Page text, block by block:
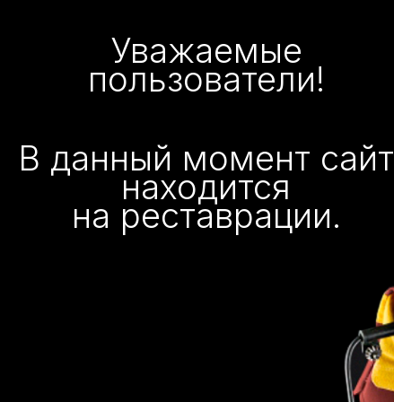
Уважаемые
пользователи!
В данный момент сайт
находится
на реставрации.